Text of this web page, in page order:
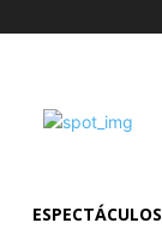
ESPECTÁCULOS